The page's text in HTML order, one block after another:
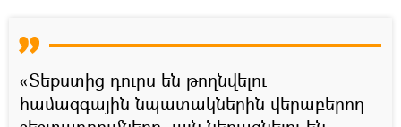
«Տեքստից դուրս են թողնվելու
համազգային նպատակներին վերաբերող